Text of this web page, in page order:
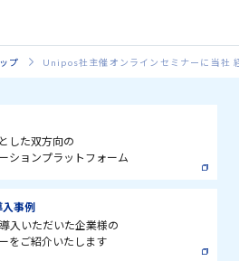
プ Unipos社主催オンラインセミナーに当社
した双方向の
ションプラットフォーム
事例
入いただいた企業様の
をご紹介いたします